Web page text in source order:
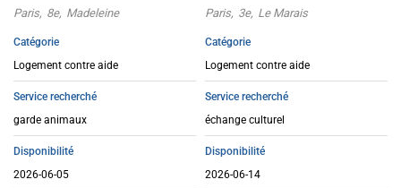
Paris 8e Madeleine
Catégorie
Logement contre aide
Service recherché
garde animaux
Disponibilité
2026-06-05
Paris 3e Le Marais
Catégorie
Logement contre aide
Service recherché
échange culturel
Disponibilité
2026-06-14